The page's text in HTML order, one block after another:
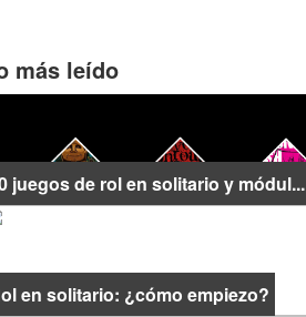
más leído
juegos de rol en solitario y módul...
en solitario: ¿cómo empiezo?